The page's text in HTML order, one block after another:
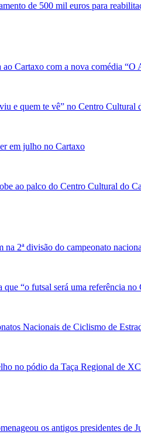
de 500 mil euros para
ao Cartaxo com a nova comédia “O
e quem te vê” no Centro Cultural
em julho no Cartaxo
ao palco do Centro Cultural do
na 2ª divisão do campeonato
“o futsal será uma referência no
Nacionais de Ciclismo de
no pódio da Taça Regional de
os antigos presidentes de